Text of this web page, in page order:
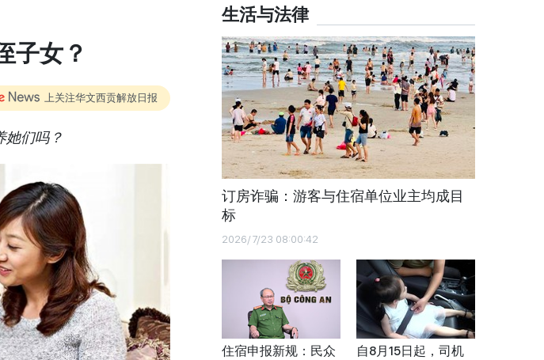
子女？
上关注华文西贡解放日报
她们吗？
生活与法律
订房诈骗：游客与住宿单位业主均成目
标
2026/7/23 08:00:42
住宿申报新规：民众
自8月15日起，司机